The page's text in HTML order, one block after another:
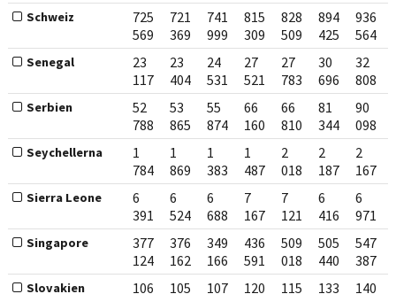
Schweiz
725
569
721
369
741
999
815
309
828
509
894
425
936
564
Senegal
23
117
23
404
24
531
27
521
27
783
30
696
32
808
Serbien
52
788
53
865
55
874
66
160
66
810
81
344
90
098
Seychellerna
1
784
1
869
1
383
1
487
2
018
2
187
2
167
Sierra Leone
6
391
6
524
6
688
7
167
7
121
6
416
6
971
Singapore
377
124
376
162
349
166
436
591
509
018
505
440
547
387
Slovakien 106 105 107 120 115 133 140